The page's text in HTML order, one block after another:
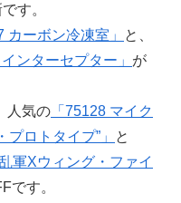
す。
カーボン冷凍室」
と、
ンターセプター」 が
人気の 「75128 マイク
ロトタイプ”」
と
軍Xウィング・ファイ
です。